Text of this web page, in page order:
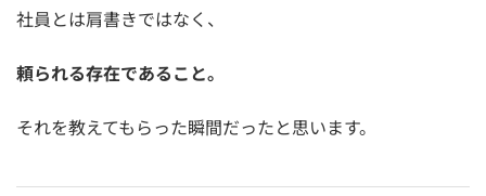
社員とは肩書きではなく、
頼られる存在であること。
それを教えてもらった瞬間だったと思います。